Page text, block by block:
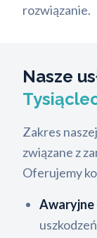
rozwiązanie.
Nasze
Zakres
związane z
Oferujemy
Awaryjne